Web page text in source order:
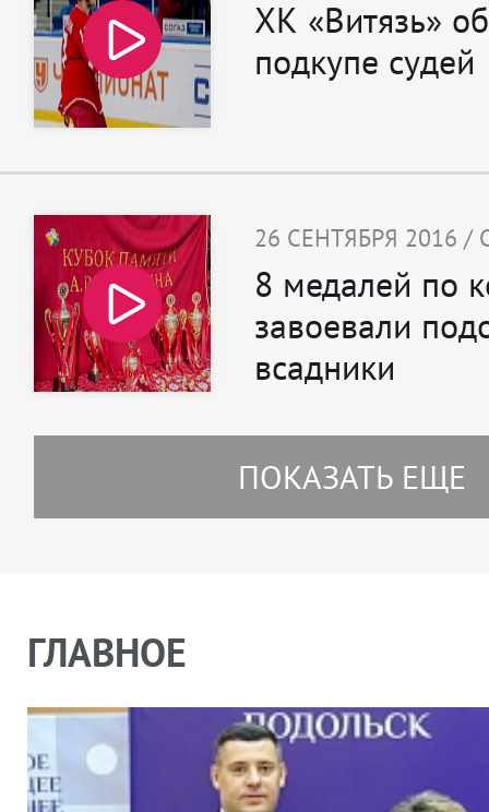
ХК «Витязь»
подкупе судей
26 СЕНТЯБРЯ 2016 /
8 медалей по
завоевали
всадники
ПОКАЗАТЬ ЕЩЕ
ГЛАВНОЕ